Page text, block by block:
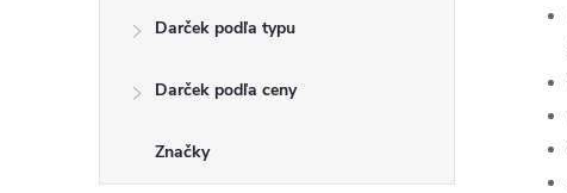
Darček podľa typu
Darček podľa ceny
Značky